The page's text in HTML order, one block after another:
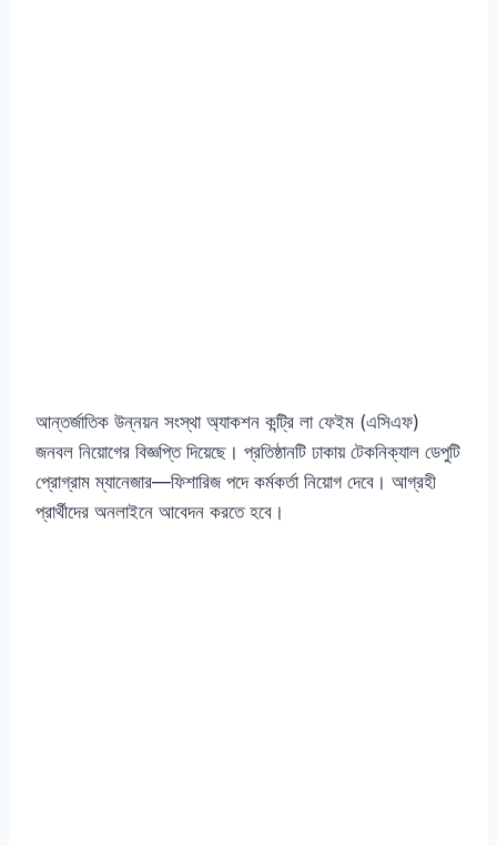
আন্তর্জাতিক উন্নয়ন সংস্থা অ্যাকশন কন্ট্রি লা ফেইম (এসিএফ)
জনবল নিয়োগের বিজ্ঞপ্তি দিয়েছে। প্রতিষ্ঠানটি ঢাকায় টেকনিক্যাল ডেপুটি
প্রোগ্রাম ম্যানেজার—ফিশারিজ পদে কর্মকর্তা নিয়োগ দেবে। আগ্রহী
প্রার্থীদের অনলাইনে আবেদন করতে হবে।